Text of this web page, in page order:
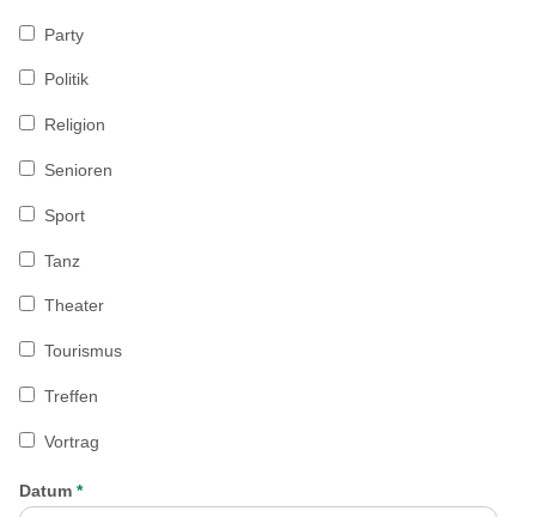
Party
Politik
Religion
Senioren
Sport
Tanz
Theater
Tourismus
Treffen
Vortrag
Datum *